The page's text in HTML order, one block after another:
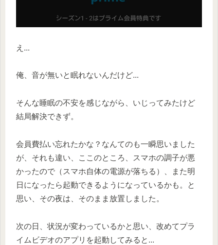
え...
俺、音が無いと眠れないんだけど...
そんな睡眠の不安を感じながら、いじってみたけど
結局解決できず。
会員費払い忘れたかな？なんてのも一瞬思いました
が、それも違い、ここのところ、スマホの調子が悪
かったので（スマホ自体の電源が落ちる）、また明
日になったら起動できるようになっているかも。と
思い、その夜は、そのまま放置しました。
次の日、状況が変わっているかと思い、改めてプラ
イムビデオのアプリを起動してみると...